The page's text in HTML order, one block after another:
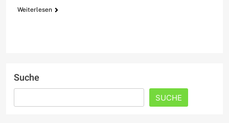
Weiterlesen
Suche
SUCHE